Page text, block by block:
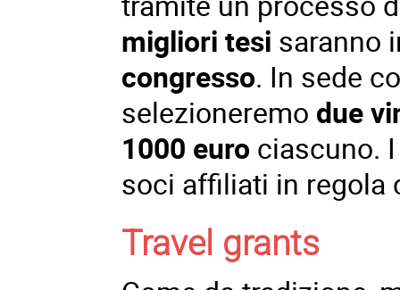
migliori tesi saranno
congresso. In sede
selezioneremo due
1000 euro ciascuno.
soci affiliati in regola
Travel grants